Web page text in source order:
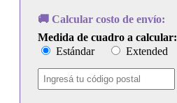
🚚 Calcular costo de envío:
Medida de cuadro a calcular:
Estándar
Extended